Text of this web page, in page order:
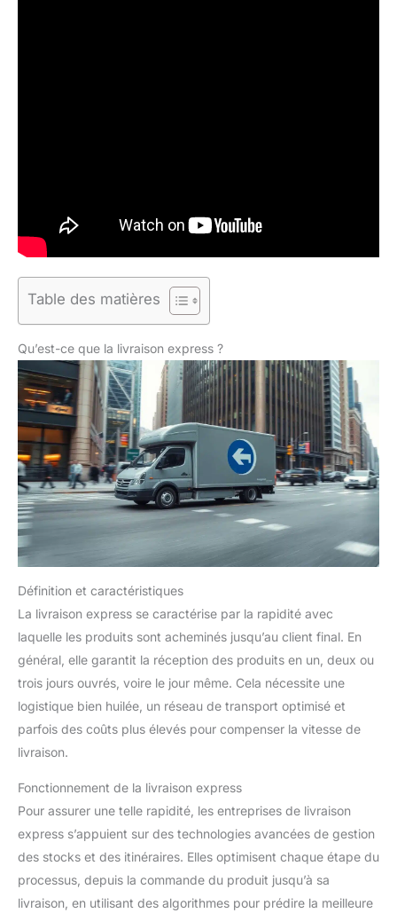
Table des matières
Qu’est-ce que la livraison express ?
Définition et caractéristiques
La livraison express se caractérise par la rapidité avec
laquelle les produits sont acheminés jusqu’au client final. En
général, elle garantit la réception des produits en un, deux ou
trois jours ouvrés, voire le jour même. Cela nécessite une
logistique bien huilée, un réseau de transport optimisé et
parfois des coûts plus élevés pour compenser la vitesse de
livraison.
Fonctionnement de la livraison express
Pour assurer une telle rapidité, les entreprises de livraison
express s’appuient sur des technologies avancées de gestion
des stocks et des itinéraires. Elles optimisent chaque étape du
processus, depuis la commande du produit jusqu’à sa
livraison, en utilisant des algorithmes pour prédire la meilleure